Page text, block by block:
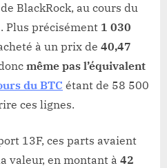
BlackRock, au cours du
Plus précisément 1 030
à un prix de 40,47
même pas l’équivalent
du BTC étant de 58 500
ces lignes.
13F, ces parts avaient
valeur, en montant à 42